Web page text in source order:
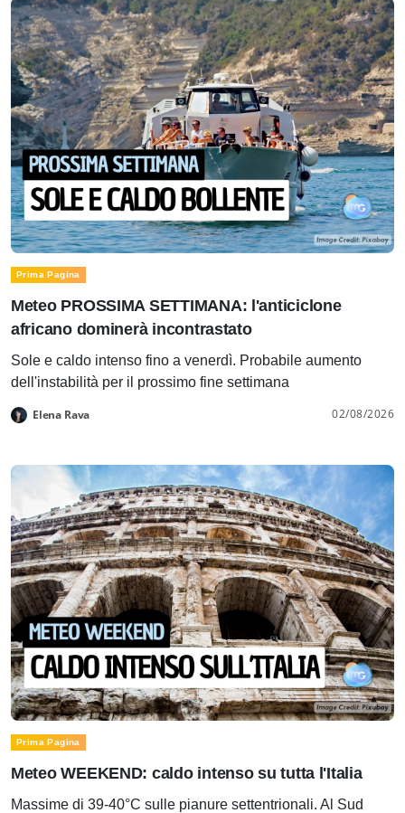
Prima Pagina
Meteo PROSSIMA SETTIMANA: l'anticiclone
africano dominerà incontrastato
Sole e caldo intenso fino a venerdì. Probabile aumento
dell'instabilità per il prossimo fine settimana
Elena Rava 02/08/2026
Prima Pagina
Meteo WEEKEND: caldo intenso su tutta l'Italia
Massime di 39-40°C sulle pianure settentrionali. Al Sud